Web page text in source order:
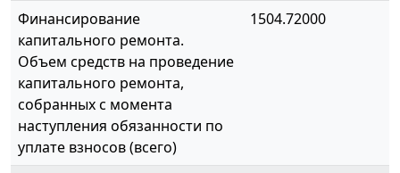
Финансирование
капитального ремонта.
Объем средств на проведение
капитального ремонта,
собранных с момента
наступления обязанности по
уплате взносов (всего)
1504.72000